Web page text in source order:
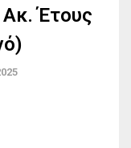
Ακ. Έτους